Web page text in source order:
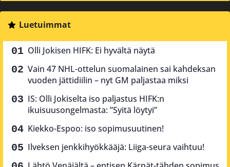
Luetuimmat
Olli Jokisen HIFK: Ei hyvältä näytä
Vain 47 NHL-ottelun suomalainen sai kahdeksan
vuoden jättidiilin – nyt GM paljastaa miksi
IS: Olli Jokiselta iso paljastus HIFK:n
ikuisuusongelmasta: ”Syitä löytyi”
Kiekko-Espoo: iso sopimusuutinen!
Ilveksen jenkkihyökkääjä: Liiga-seura vaihtuu!